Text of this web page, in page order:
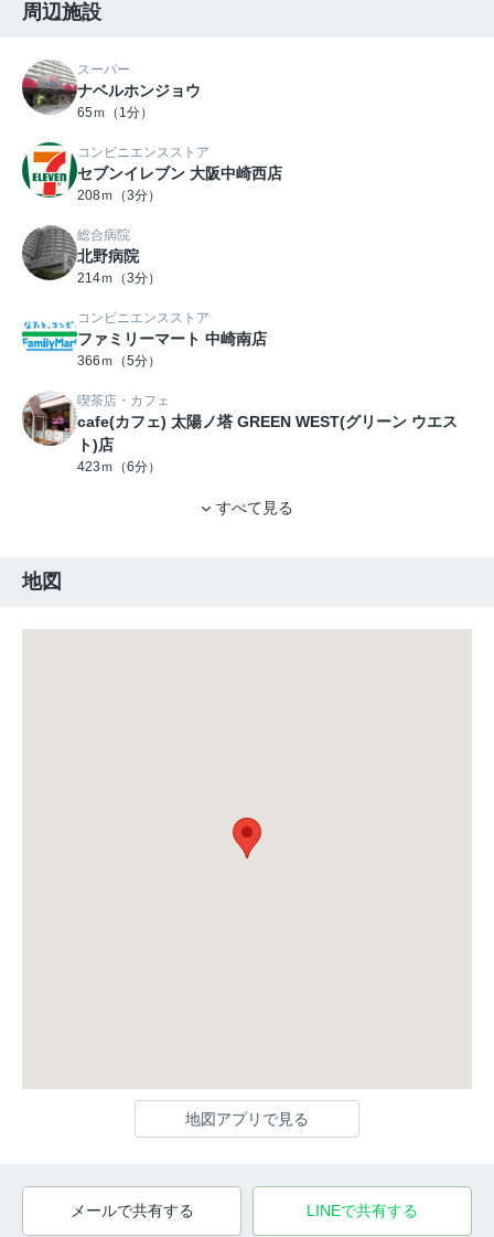
周辺施設
スーパー
ナベルホンジョウ
65ｍ（1分）
コンビニエンスストア
セブンイレブン 大阪中崎西店
208ｍ（3分）
総合病院
北野病院
214ｍ（3分）
コンビニエンスストア
ファミリーマート 中崎南店
366ｍ（5分）
喫茶店・カフェ
cafe(カフェ) 太陽ノ塔 GREEN WEST(グリーン ウエス
ト)店
423ｍ（6分）
すべて見る
地図
地図アプリで見る
メールで共有する LINEで共有する